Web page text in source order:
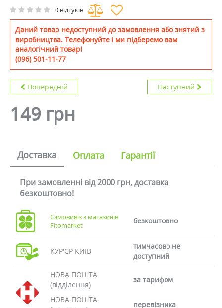
0 відгуків
Даний товар недоступний до замовлення або знятий з
виробництва. Телефонуйте і ми підберемо вам
аналогічний товар!
(096) 501-11-77
Попередній Наступний
149 грн
Доставка Оплата Гарантії
При замовленні від 2000 грн, доставка
безкоштовно!
Самовивіз з магазинів
Fitomarket
безкоштовно
КУР'ЄР КИЇВ
тимчасово не
доступний
НОВА ПОШТА
(відділення)
за тарифом
НОВА ПОШТА
перевізника